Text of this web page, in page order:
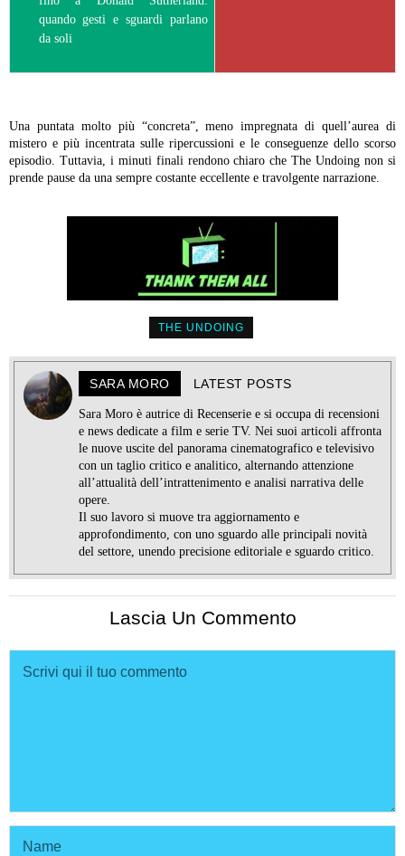
quando gesti e sguardi parlano
da soli
Una puntata molto più “concreta”, meno impregnata di quell’aurea di
mistero e più incentrata sulle ripercussioni e le conseguenze dello scorso
episodio. Tuttavia, i minuti finali rendono chiaro che The Undoing non si
prende pause da una sempre costante eccellente e travolgente narrazione.
THE UNDOING
SARA MORO LATEST POSTS
Sara Moro è autrice di Recenserie e si occupa di recensioni
e news dedicate a film e serie TV. Nei suoi articoli affronta
le nuove uscite del panorama cinematografico e televisivo
con un taglio critico e analitico, alternando attenzione
all’attualità dell’intrattenimento e analisi narrativa delle
opere.
Il suo lavoro si muove tra aggiornamento e
approfondimento, con uno sguardo alle principali novità
del settore, unendo precisione editoriale e sguardo critico.
Lascia Un Commento